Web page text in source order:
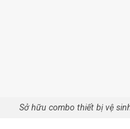
Sở hữu combo thiết bị vệ